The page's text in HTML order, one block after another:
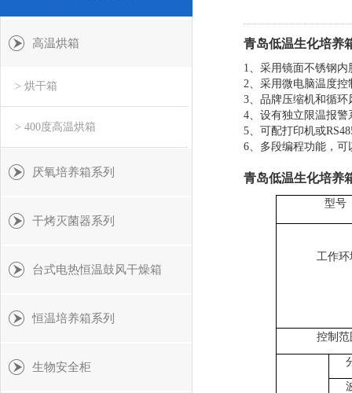
青岛低温生化培养
1、 采用镜面不锈钢内
2、 采用微电脑温度控
3、 品牌压缩机和循环
4、 设有独立限温报警
5、 可配打印机或
6、 多段编程功能，
青岛低温生化培养
型号
工作环
控制范
高温烘箱
> 烘干箱
> 400度高温烘箱
厌氧培养箱系列
干烤灭菌器系列
台式电热恒温鼓风干燥箱
恒温培养箱系列
生物安全柜